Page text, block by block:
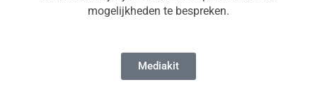
mogelijkheden te bespreken.
Mediakit